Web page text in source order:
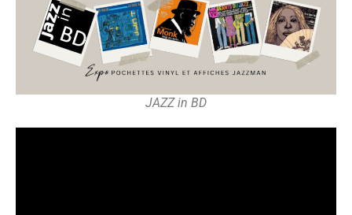
JAZZ in BD